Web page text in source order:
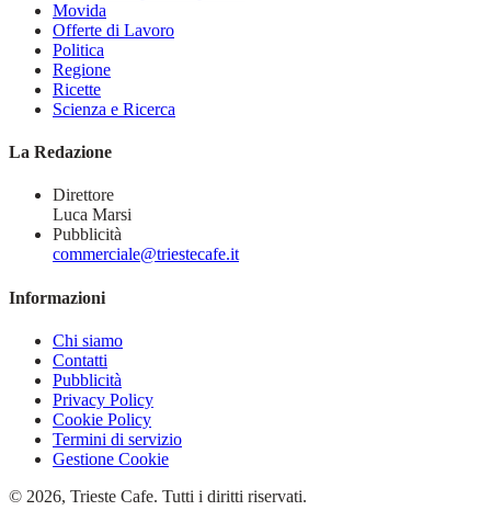
Movida
Offerte di Lavoro
Politica
Regione
Ricette
Scienza e Ricerca
La Redazione
Direttore
Luca Marsi
Pubblicità
commerciale@triestecafe.it
Informazioni
Chi siamo
Contatti
Pubblicità
Privacy Policy
Cookie Policy
Termini di servizio
Gestione Cookie
© 2026, Trieste Cafe. Tutti i diritti riservati.